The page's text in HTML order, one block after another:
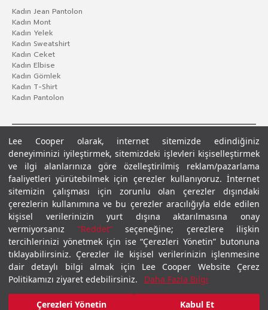
Lee Cooper olarak, internet sitemizde edindiğiniz
deneyiminizi iyileştirmek, sitemizdeki işlevleri kişiselleştirmek
ve ilgi alanlarınıza göre özelleştirilmiş reklam/pazarlama
faaliyetleri yürütebilmek için çerezler kullanıyoruz. İnternet
sitemizin çalışması için zorunlu olan çerezler dışındaki
çerezlerin kullanımına ve bu çerezler aracılığıyla elde edilen
kişisel verilerinizin yurt dışına aktarılmasına onay
vermiyorsanız “Reddet”seçeneğine; çerezlere ilişkin
tercihlerinizi yönetmek için ise “Çerezleri Yönetin” butonuna
tıklayabilirsiniz. Çerezler ile kişisel verilerinizin işlenmesine
dair detaylı bilgi almak için Lee Cooper Website Çerez
Politikamızı ziyaret edebilirsiniz.
Daha Fazla Bilgi
Çerezleri Yönetin Kabul Et
Kadın Jean Pantolon
Kadın Mont
Kadın Yelek
Kadın Sweatshirt
Kadın Ceket
Kadın Elbise
Kadın Gömlek
Kadın T-Shirt
Kadın Pantolon
Gizlilik PolitikasıÇerez Politikası KVKK Aydınlatma MetniŞartlar ve Koşullar
© 2026 Leecooper - Tüm Hakları Saklıdır.